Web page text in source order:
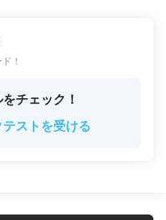
！
チェック！
ストを受ける